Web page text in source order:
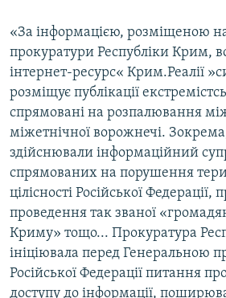
«За інформацією, розміщеною
прокуратури Республіки Крим,
інтернет-ресурс« Крим.Реалії
розміщує публікації
спрямовані на розпалювання
міжетнічної ворожнечі.
здійснювали інформаційний
спрямованих на порушення
цілісності Російської Федерації,
проведення так званої
Криму» тощо... Прокуратура
ініціювала перед Генеральною
Російської Федерації питання
доступу до інформації,